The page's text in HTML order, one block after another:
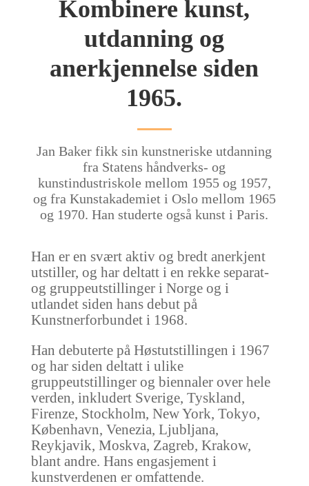
Kombinere kunst,
utdanning og
anerkjennelse siden
1965.
Jan Baker fikk sin kunstneriske utdanning
fra Statens håndverks- og
kunstindustriskole mellom 1955 og 1957,
og fra Kunstakademiet i Oslo mellom 1965
og 1970. Han studerte også kunst i Paris.
Han er en svært aktiv og bredt anerkjent
utstiller, og har deltatt i en rekke separat-
og gruppeutstillinger i Norge og i
utlandet siden hans debut på
Kunstnerforbundet i 1968.
Han debuterte på Høstutstillingen i 1967
og har siden deltatt i ulike
gruppeutstillinger og biennaler over hele
verden, inkludert Sverige, Tyskland,
Firenze, Stockholm, New York, Tokyo,
København, Venezia, Ljubljana,
Reykjavik, Moskva, Zagreb, Krakow,
blant andre. Hans engasjement i
kunstverdenen er omfattende.